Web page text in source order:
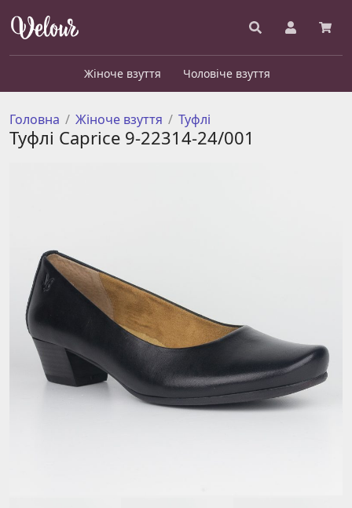
Жіноче взуття Чоловіче взуття
Головна Жіноче взуття Туфлі
Туфлі Caprice 9-22314-24/001